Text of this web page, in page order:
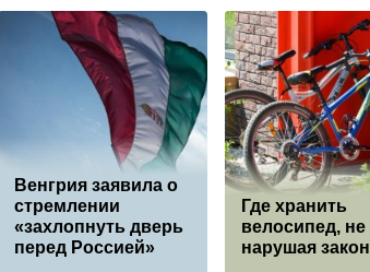
Венгрия заявила о
стремлении
«захлопнуть дверь
перед Россией»
Где хранить
велосипед, не
нарушая закон